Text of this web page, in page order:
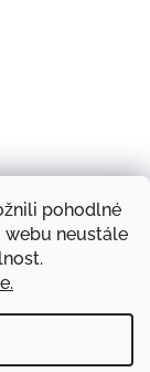
pohodlné
webu neustále
Produkty a značky
Napište nám